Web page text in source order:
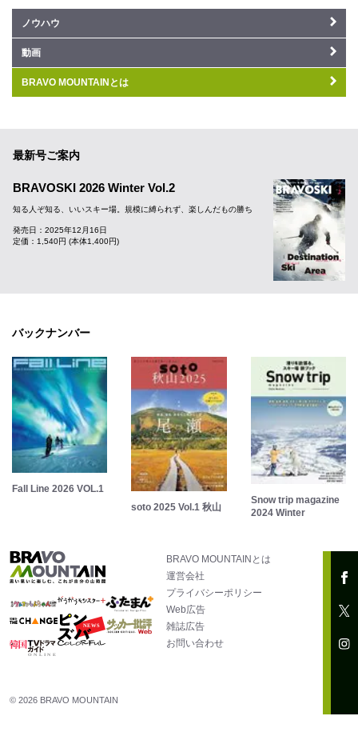
ノウハウ
動画
BRAVO MOUNTAINとは
最新号ご案内
BRAVOSKI 2026 Winter Vol.2
知る人ぞ知る、いいスキー場。規模に縛られず、楽しんだもの勝ち
発売日：2025年12月16日
定価：1,540円 (本体1,400円)
バックナンバー
Fall Line 2026 VOL.1
soto 2025 Vol.1 秋山
Snow trip magazine
2024 Winter
BRAVO MOUNTAINとは
運営会社
プライバシーポリシー
Web広告
雑誌広告
お問い合わせ
© 2026 BRAVO MOUNTAIN